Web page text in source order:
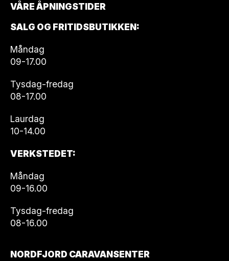
VÅRE ÅPNINGSTIDER
SALG OG FRITIDSBUTIKKEN:
Måndag
09-17.00
Tysdag-fredag
08-17.00
Laurdag
10-14.00
VERKSTEDET:
Måndag
09-16.00
Tysdag-fredag
08-16.00
NORDFJORD CARAVANSENTER